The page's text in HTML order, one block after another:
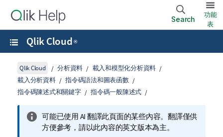
Search
功能
表
Qlik Cloud ®
Qlik Cloud 分析資料
載入和模型化分析資料
載入分析資料
指令碼語法和圖表函數
指令碼陳述式和關鍵字
指令碼一般陳述式
可能已使用 AI 翻譯此頁面的某些內容。翻譯僅供
方便參考，請以此內容的英文版本為主。